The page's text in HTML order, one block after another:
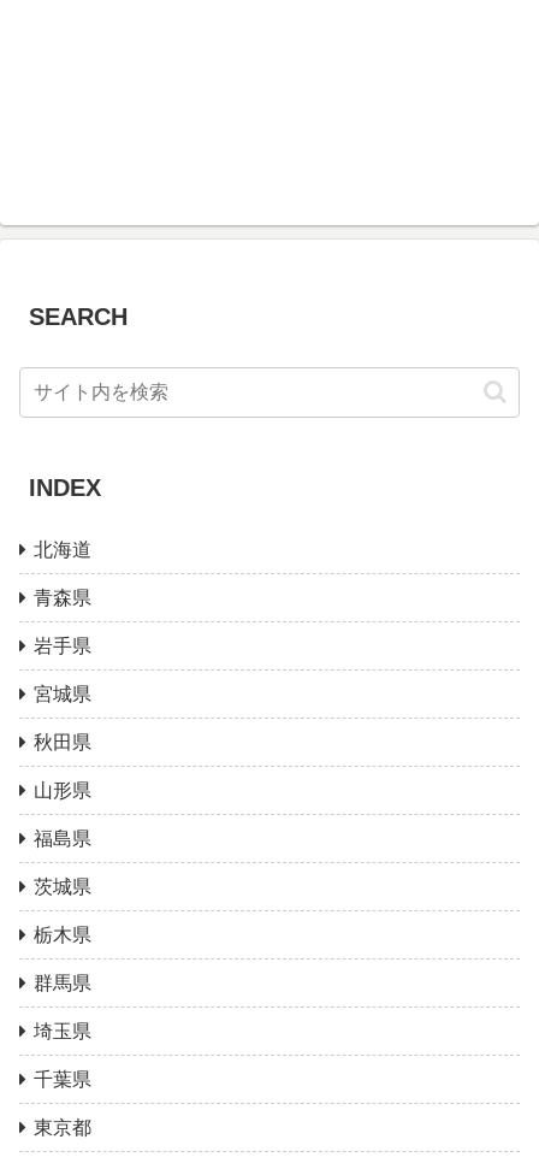
SEARCH
INDEX
北海道
青森県
岩手県
宮城県
秋田県
山形県
福島県
茨城県
栃木県
群馬県
埼玉県
千葉県
東京都